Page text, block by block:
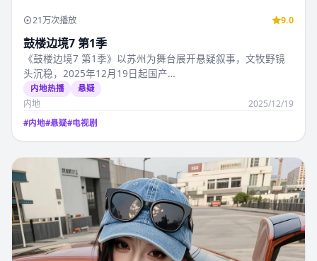
21万次播放 9.0
鼓楼边境7 第1季
《鼓楼边境7 第1季》以苏州为舞台展开悬疑叙事，文牧野镜
头沉稳，2025年12月19日起国产…
内地热播 悬疑
内地 2025/12/19
#内地#悬疑#电视剧